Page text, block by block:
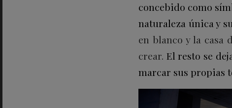
concebido como
naturaleza única y
en blanco y la casa
crear. El resto se
marcar sus propias